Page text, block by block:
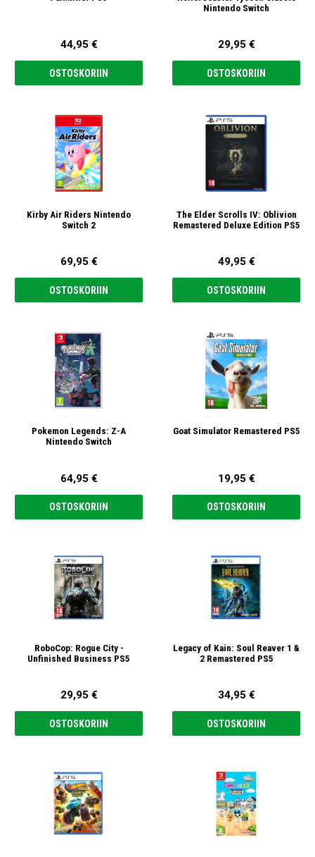
44,95 €
OSTOSKORIIN
Nintendo Switch
29,95 €
OSTOSKORIIN
Kirby Air Riders Nintendo
Switch 2
69,95 €
OSTOSKORIIN
The Elder Scrolls IV: Oblivion
Remastered Deluxe Edition PS5
49,95 €
OSTOSKORIIN
Pokemon Legends: Z-A
Nintendo Switch
64,95 €
OSTOSKORIIN
Goat Simulator Remastered PS5
19,95 €
OSTOSKORIIN
RoboCop: Rogue City -
Unfinished Business PS5
29,95 €
OSTOSKORIIN
Legacy of Kain: Soul Reaver 1 &
2 Remastered PS5
34,95 €
OSTOSKORIIN